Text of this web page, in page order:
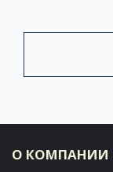
О КОМПАНИИ